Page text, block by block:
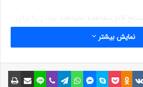
قابل‌مشاهده نخواهند بود، زیرا برای
دوربین دوچشمی یا تلسکوپ نیاز است.
نمایش بیشتر
VKontakte
Odnoklassniki پاکت اسکایپ مسنجر واتس آپ تلگرام وایبر لاین اشتراک گذاری با ایمیل